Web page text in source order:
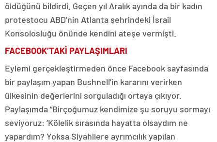
öldüğünü bildirdi. Geçen yıl Aralık ayında da bir kadın
protestocu ABD’nin Atlanta şehrindeki İsrail
Konsolosluğu önünde kendini ateşe vermişti.
FACEBOOK’TAKİ PAYLAŞIMLARI
Eylemi gerçekleştirmeden önce Facebook sayfasında
bir paylaşım yapan Bushnell’in kararını verirken
ülkesinin değerlerini sorguladığı ortaya çıkıyor.
Paylaşımda “Birçoğumuz kendimize şu soruyu sormayı
seviyoruz: ‘Kölelik sırasında hayatta olsaydım ne
yapardım? Yoksa Siyahilere ayrımcılık yapılan